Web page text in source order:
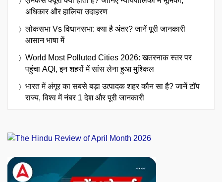
अधिकार और हालिया उदाहरण
लोकसभा Vs विधानसभा: क्या है अंतर? जानें पूरी जानकारी
आसान भाषा में
World Most Polluted Cities 2026: खतरनाक स्तर पर
पहुंचा AQI, इन शहरों में सांस लेना हुआ मुश्किल
भारत में अंगूर का सबसे बड़ा उत्पादक शहर कौन सा है? जानें टॉप
राज्य, विश्व में नंबर 1 देश और पूरी जानकारी